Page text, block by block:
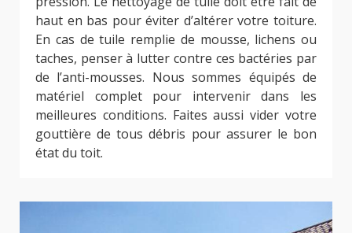
haut en bas pour éviter d’altérer votre toiture.
En cas de tuile remplie de mousse, lichens ou
taches, penser à lutter contre ces bactéries par
de l’anti-mousses. Nous sommes équipés de
matériel complet pour intervenir dans les
meilleures conditions. Faites aussi vider votre
gouttière de tous débris pour assurer le bon
état du toit.